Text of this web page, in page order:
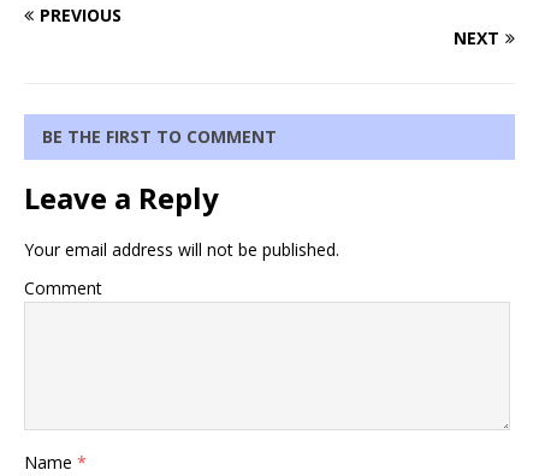
PREVIOUS
NEXT
BE THE FIRST TO COMMENT
Leave a Reply
Your email address will not be published.
Comment
Name *